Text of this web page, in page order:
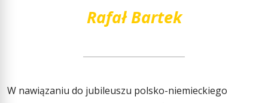
Rafał Bartek
W nawiązaniu do jubileuszu polsko-niemieckiego